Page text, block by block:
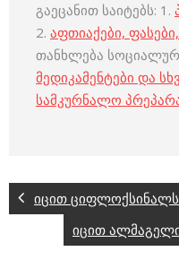
გაეცანით საიტებს: 1.
2. აფთიაქები,
თანხლება სოციალურ
მედიკამენტები და
სამკურნალო
იცით ციფლოქსინალს
იცით ალმაგელი